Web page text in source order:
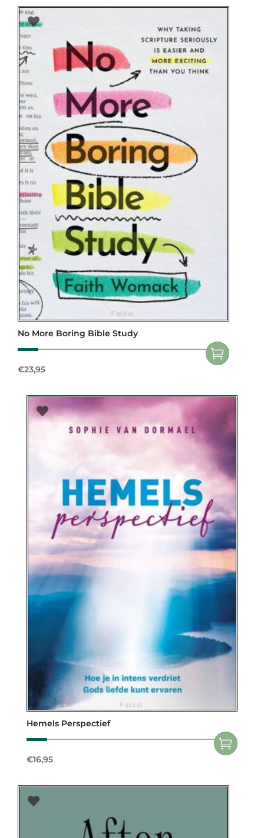
No More Boring Bible Study
€23,95
Hemels Perspectief
€16,95